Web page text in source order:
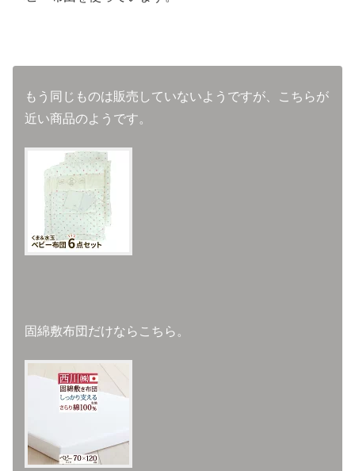
もう同じものは販売していないようですが、こちらが
近い商品のようです。
固綿敷布団だけならこちら。